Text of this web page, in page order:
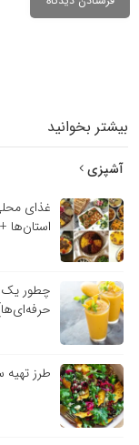
بیشتر بخوانید
آشپزی
غذای
چطور یک
طرز تهیه